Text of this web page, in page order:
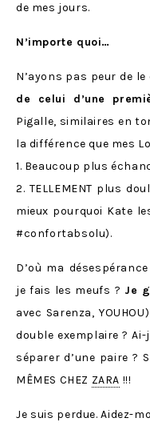
de mes jours.
N’importe quoi…
N’ayons pas peur de le
de celui d’une
Pigalle, similaires en
la différence que mes
1. Beaucoup plus
2. TELLEMENT plus
mieux pourquoi Kate
#confortabsolu).
D’où ma
je fais les meufs ? Je
avec Sarenza,
double exemplaire ?
séparer d’une paire ?
MÊMES CHEZ ZARA !!!
Je suis perdue. Aidez-